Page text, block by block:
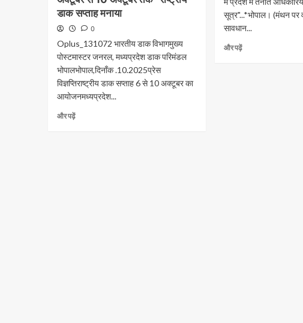
डाक सप्ताह मनाया
0
Oplus_131072 भारतीय डाक विभागमुख्य
पोस्टमास्टर जनरल, मध्यप्रदेश डाक परिमंडल
भोपालभोपाल,दिनाँक .10.2025प्रेस
विज्ञप्तिराष्ट्रीय डाक सप्ताह 6 से 10 अक्टूबर का
आयोजनमध्यप्रदेश...
और पढ़ें
सूत्र"...*भोपाल। (मंथन पर
सावधान...
और पढ़ें